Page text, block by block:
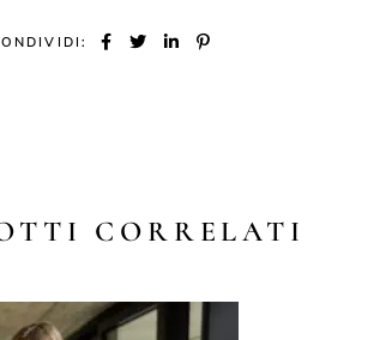
CORRELATI